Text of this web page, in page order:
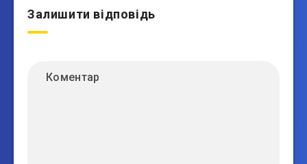
Залишити відповідь